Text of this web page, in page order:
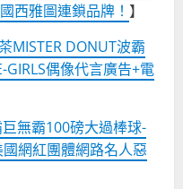
西雅圖連鎖品牌！ 】
MISTER DONUT波霸
偶像代言廣告+電
無霸100磅大過棒球-
網紅團體網路名人惡